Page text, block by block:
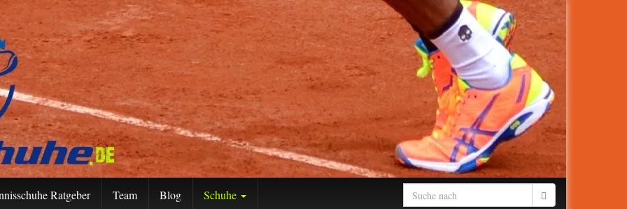
Ratgeber Team Blog Schuhe